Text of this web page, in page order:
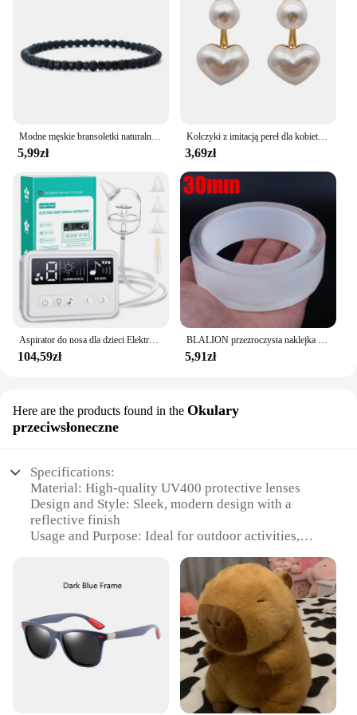
artists, ensuring that your sound is always at its
Modne męskie bransoletki naturalne tygrysie oczy cesarz mały kamień 4mm koraliki Braclet Homme akcesoria Bohemia biżuteria plażowa Pulsera
5,99zł
Kolczyki z imitacją pereł dla kobiet Serce Okrągłe kolczyki sztyfty Eleganckie kolczyki z uszami miłosnymi Biżuteria ślubna Prezenty walki
3,69zł
Aspirator do nosa dla dzieci Elektryczny środek do czyszczenia nosa z wbudowaną muzyką i lampką nocną Akumulatorowy nos Booger Sucker dla niemowląt i niemowląt
104,59zł
BLALION przezroczysta naklejka ochraniacz drzwi samochodu taśma odporne na zadrapania bagażnik samochodowy progowa folia ochronna krawędź drzwi ochronna
5,91zł
Here are the products found in the Okulary
przeciwsłoneczne
Specifications:
Material: High-quality UV400 protective lenses
Design and Style: Sleek, modern design with a
reflective finish
Usage and Purpose: Ideal for outdoor activities,
Performance and Property: Provides excellent sun
protection and glare reduction
Shape or Size or Weight or Quantity: Lightweight
and comfortable to wear, with a variety of sizes
available
Parts and Accessories: Includes a protective case
for easy storage and transportation
**Optimal Protection for Your Eyes**